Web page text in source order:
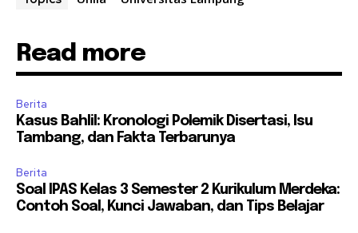
Read more
Berita
Kasus Bahlil: Kronologi Polemik Disertasi, Isu
Tambang, dan Fakta Terbarunya
Berita
Soal IPAS Kelas 3 Semester 2 Kurikulum Merdeka:
Contoh Soal, Kunci Jawaban, dan Tips Belajar